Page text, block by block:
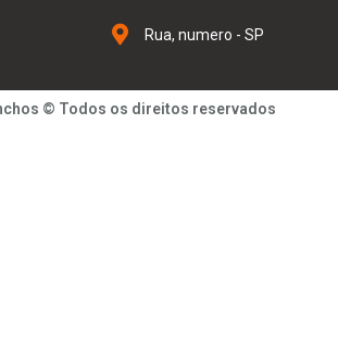
Rua, numero - SP
© Todos os direitos reservados